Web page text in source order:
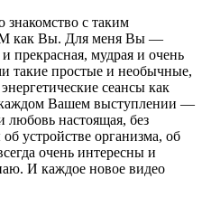
знакомство с таким
как Вы. Для меня Вы —
прекрасная, мудрая и очень
такие простые и необычные,
сеансы как
Вашем выступлении —
любовь настоящая, без
устройстве организма, об
очень интересны и
И каждое новое видео